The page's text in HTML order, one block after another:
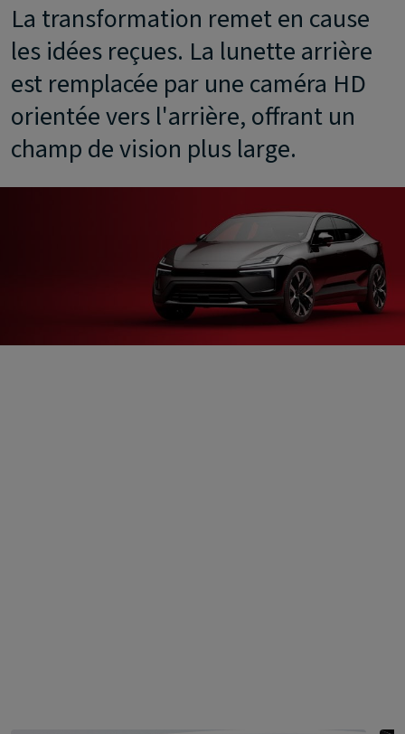
La transformation remet en cause
les idées reçues. La lunette arrière
est remplacée par une caméra HD
orientée vers l'arrière, offrant un
champ de vision plus large.